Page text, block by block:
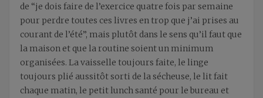
de “je dois faire de l’exercice quatre fois par semaine
pour perdre toutes ces livres en trop que j’ai prises au
courant de l’été”, mais plutôt dans le sens qu’il faut que
la maison et que la routine soient un minimum
organisées. La vaisselle toujours faite, le linge
toujours plié aussitôt sorti de la sécheuse, le lit fait
chaque matin, le petit lunch santé pour le bureau et